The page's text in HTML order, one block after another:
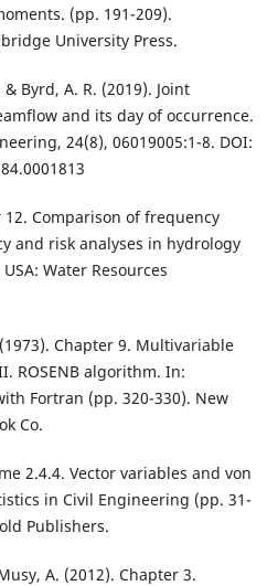
(pp. 191-209).
University Press.
Byrd, A. R. (2019). Joint
and its day of occurrence.
24(8), 06019005:1-8. DOI:
12. Comparison of frequency
and risk analyses in hydrology
Water Resources
Chapter 9. Multivariable
ROSENB algorithm. In:
Fortran (pp. 320-330). New
Co.
2.4.4. Vector variables and von
in Civil Engineering (pp. 31-
Publishers.
A. (2012). Chapter 3.